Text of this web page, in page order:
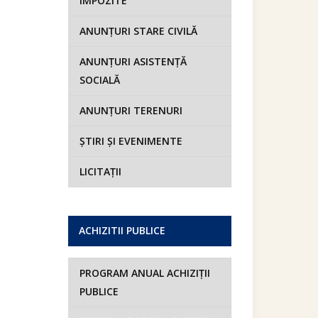
ANUNȚURI STARE CIVILĂ
ANUNȚURI ASISTENȚĂ
SOCIALĂ
ANUNȚURI TERENURI
ȘTIRI ȘI EVENIMENTE
LICITAȚII
ACHIZITII PUBLICE
PROGRAM ANUAL ACHIZIȚII
PUBLICE